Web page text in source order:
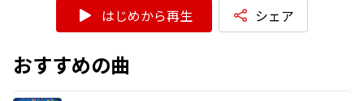
はじめから再生 シェア
おすすめの曲